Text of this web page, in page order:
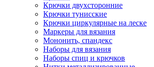
Крючки двухсторонние
Крючки тунисские
Крючки циркулярные на леске
Маркеры для вязания
Мононить, спандекс
Наборы для вязания
Наборы спиц и крючков